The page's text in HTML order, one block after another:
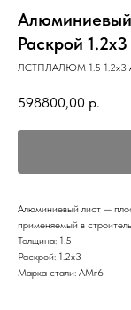
Раскрой
ЛСТПЛАЛЮМ 1.5 1.2х3
598800,00 р.
Алюминиевый лист —
применяемый в
Толщина: 1.5
Раскрой: 1.2х3
Марка стали: АМг6